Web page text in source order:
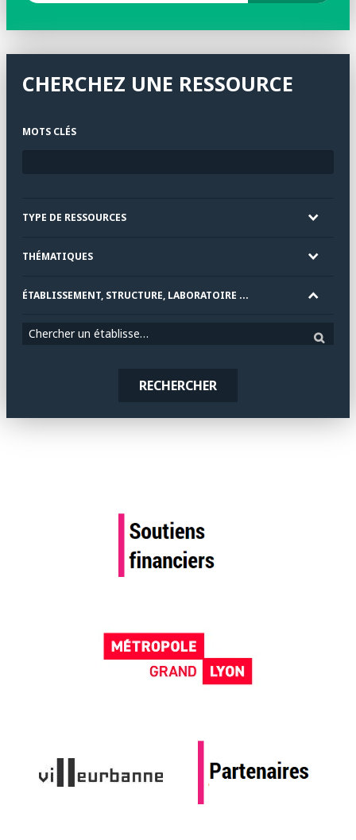
CHERCHEZ UNE RESSOURCE
MOTS CLÉS
TYPE DE RESSOURCES
THÉMATIQUES
ÉTABLISSEMENT, STRUCTURE, LABORATOIRE ...
Chercher un établissement
RECHERCHER